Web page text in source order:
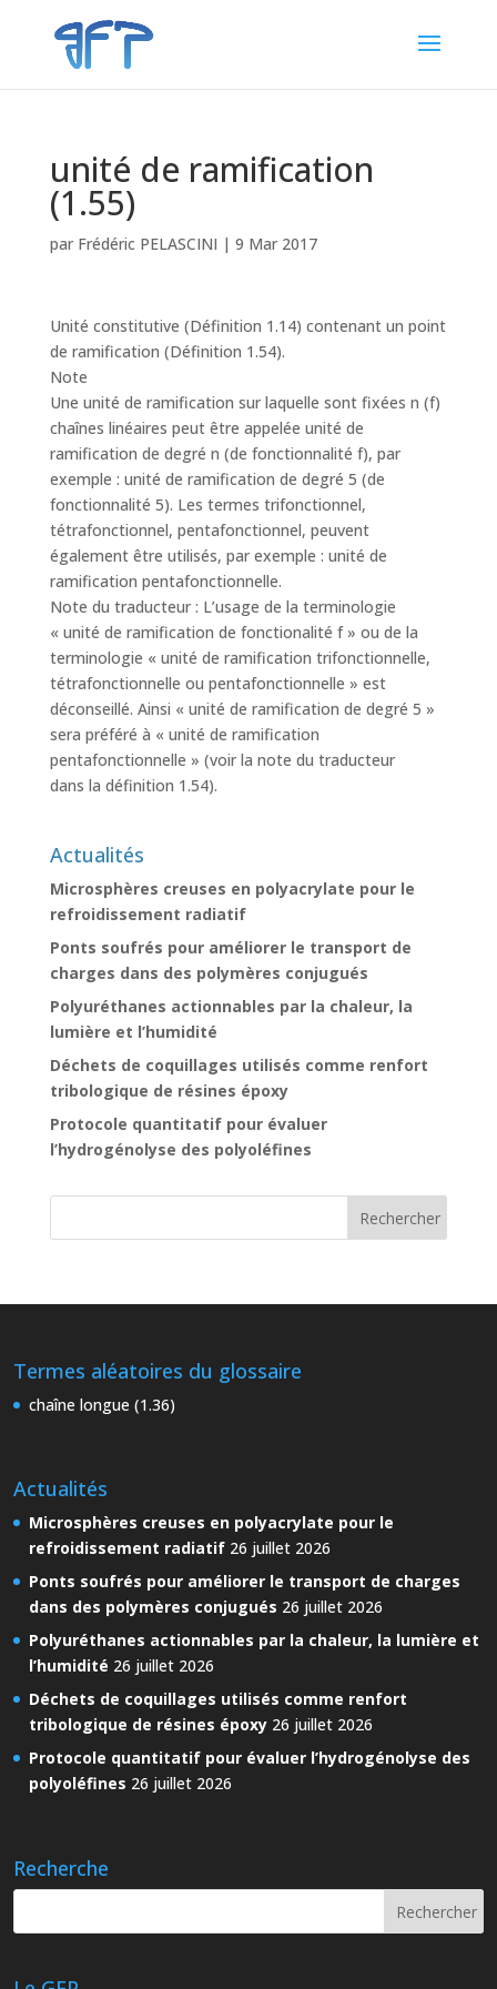
unité de ramification
(1.55)
par Frédéric PELASCINI | 9 Mar 2017
Unité constitutive (Définition 1.14) contenant un point
de ramification (Définition 1.54).
Note
Une unité de ramification sur laquelle sont fixées n (f)
chaînes linéaires peut être appelée unité de
ramification de degré n (de fonctionnalité f), par
exemple : unité de ramification de degré 5 (de
fonctionnalité 5). Les termes trifonctionnel,
tétrafonctionnel, pentafonctionnel, peuvent
également être utilisés, par exemple : unité de
ramification pentafonctionnelle.
Note du traducteur : L’usage de la terminologie
« unité de ramification de fonctionalité f » ou de la
terminologie « unité de ramification trifonctionnelle,
tétrafonctionnelle ou pentafonctionnelle » est
déconseillé. Ainsi « unité de ramification de degré 5 »
sera préféré à « unité de ramification
pentafonctionnelle » (voir la note du traducteur
dans la définition 1.54).
Actualités
Microsphères creuses en polyacrylate pour le
refroidissement radiatif
Ponts soufrés pour améliorer le transport de
charges dans des polymères conjugués
Polyuréthanes actionnables par la chaleur, la
lumière et l’humidité
Déchets de coquillages utilisés comme renfort
tribologique de résines époxy
Protocole quantitatif pour évaluer
l’hydrogénolyse des polyoléfines
Termes aléatoires du glossaire
chaîne longue (1.36)
Actualités
Microsphères creuses en polyacrylate pour le
refroidissement radiatif 26 juillet 2026
Ponts soufrés pour améliorer le transport de charges
dans des polymères conjugués 26 juillet 2026
Polyuréthanes actionnables par la chaleur, la lumière et
l’humidité 26 juillet 2026
Déchets de coquillages utilisés comme renfort
tribologique de résines époxy 26 juillet 2026
Protocole quantitatif pour évaluer l’hydrogénolyse des
polyoléfines 26 juillet 2026
Recherche